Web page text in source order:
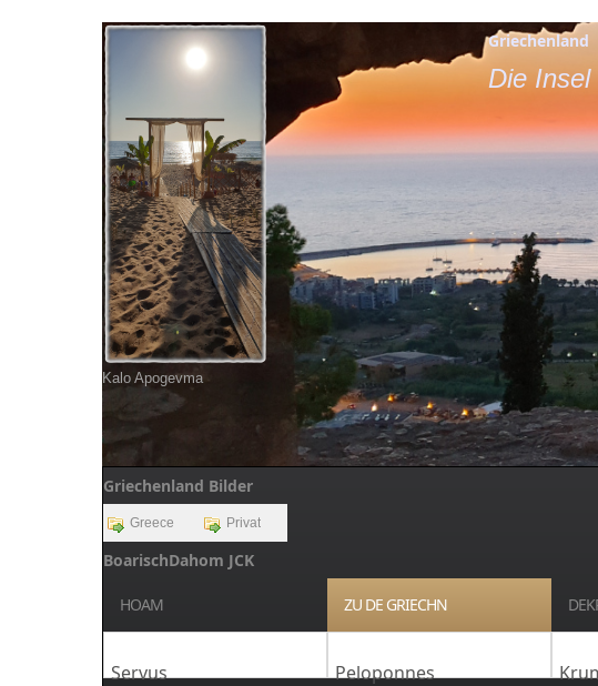
Kalo Apogevma
Griechenland
Die Insel
Griechenland Bilder
Greece Privat
BoarischDahom JCK
HOAM
Servus
ZU DE GRIECHN
Peloponnes